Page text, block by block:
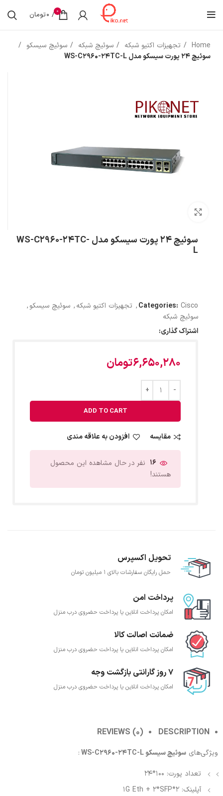
0
/
0تومان
Home تجهیزات اکتیو شبکه سوئیچ شبکه
سوئیچ سیسکو
سوئیچ 24 پورت سیسکو مدل WS-C2960-24TC-L
سوئیچ 24 پورت سیسکو مدل WS-C2960-24TC-
L
Categories: Cisco
, تجهیزات اکتیو شبکه, سوئیچ سیسکو,
سوئیچ شبکه
اشتراک گذاری:
6,650,280تومان
ADD TO CART
مقایسه افزودن به علاقه مندی
17 نفر در حال مشاهده این محصول
هستند!
تحویل اکسپرس
حمل رایگان سفارشات بالای 1 میلیون تومان
پرداخت امن
امکان پرداخت انلاین یا پرداخت حضروی درب منزل
ضمانت اصالت کالا
امکان پرداخت انلاین یا پرداخت حضروی درب منزل
7 روز گارانتی بازگشت وجه
امکان پرداخت انلاین یا پرداخت حضروی درب منزل
DESCRIPTION
REVIEWS (0)
ویژگی‌های سوئیچ سیسکو WS-C2960-24TC-L
:
تعداد پورت: 100*24
آپلینک: 2*1G Eth + 2*SFP